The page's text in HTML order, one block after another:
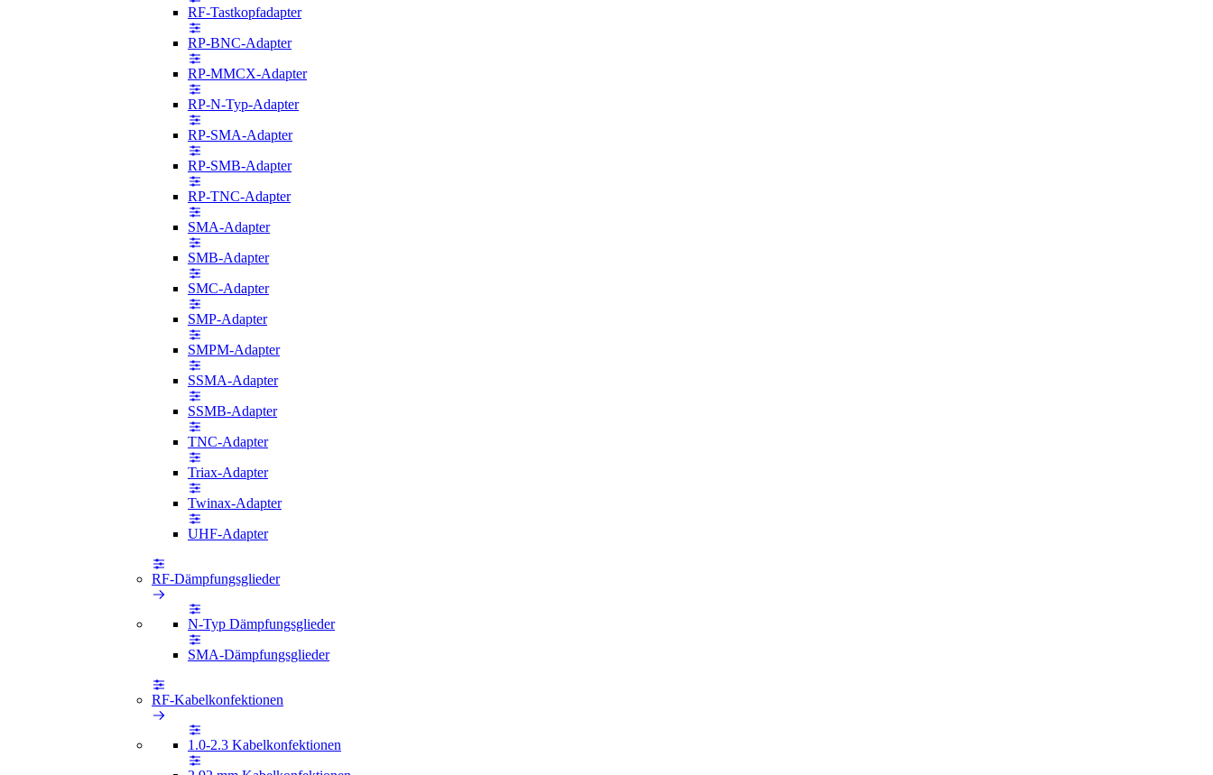
RF-Tastkopfadapter
RP-BNC-Adapter
RP-MMCX-Adapter
RP-N-Typ-Adapter
RP-SMA-Adapter
RP-SMB-Adapter
RP-TNC-Adapter
SMA-Adapter
SMB-Adapter
SMC-Adapter
SMP-Adapter
SMPM-Adapter
SSMA-Adapter
SSMB-Adapter
TNC-Adapter
Triax-Adapter
Twinax-Adapter
UHF-Adapter
RF-Dämpfungsglieder
N-Typ Dämpfungsglieder
SMA-Dämpfungsglieder
RF-Kabelkonfektionen
1.0-2.3 Kabelkonfektionen